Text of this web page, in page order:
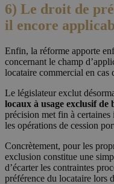
6) Le droit de
il encore
Enfin, la réforme apporte
concernant le champ
locataire commercial en cas
Le législateur exclut
locaux à usage exclusif
précision met fin à certaines
les opérations de cession
Concrètement, pour les
exclusion constitue une
d’écarter les contraintes
préférence du locataire lors